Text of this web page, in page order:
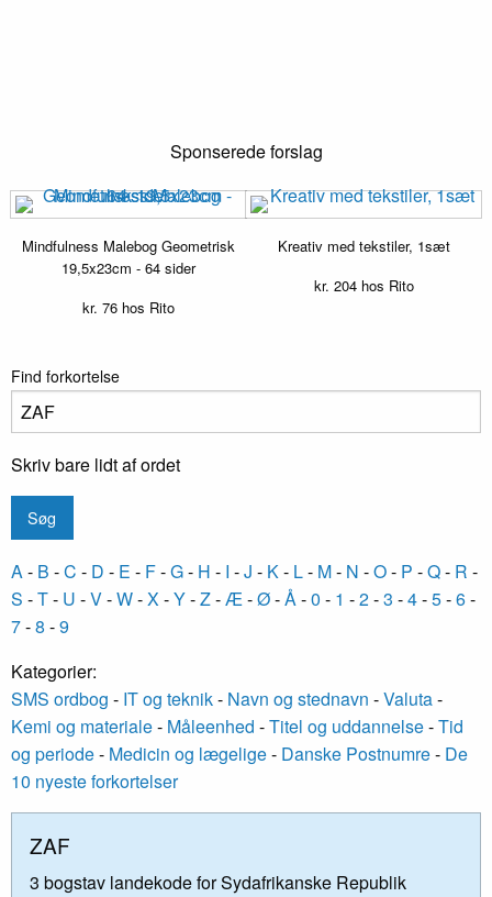
Sponserede forslag
Mindfulness Malebog Geometrisk
19,5x23cm - 64 sider
kr. 76 hos Rito
Kreativ med tekstiler, 1sæt
kr. 204hos Rito
Find forkortelse
Skriv bare lidt af ordet
A- B -C - D - E - F-G- H - I -J - K- L- M- N -O- P -Q- R -
S -T- U -V-W-X-Y-Z-Æ-Ø-Å-0 - 1 -2-3 -4-5-6-
7-8 -9
Kategorier:
SMS ordbog - IT og teknik- Navn og stednavn -Valuta-
Kemi og materiale- Måleenhed -Titel og uddannelse-Tid
og periode- Medicin og lægelige- Danske Postnumre- De
10 nyeste forkortelser
ZAF
3 bogstav landekode for Sydafrikanske Republik